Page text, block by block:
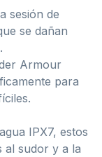
sesión de
se dañan
Armour
para
IPX7, estos
al sudor y a la